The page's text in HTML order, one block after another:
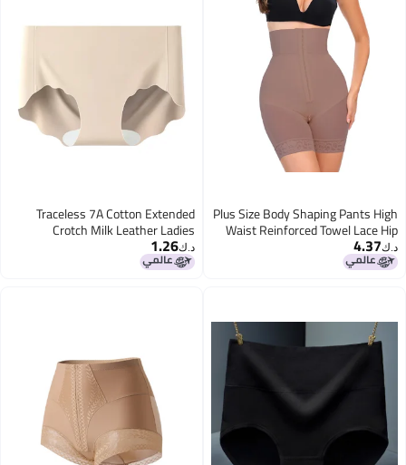
Plus Size Body Shaping Pants High
Waist Reinforced Towel Lace Hip
Pants
د.ك‏4.37
Traceless 7A Cotton Extended
Crotch Milk Leather Ladies
Underwear Comfortable Yoga
Fitness Not Hip Waist Ladies
د.ك‏1.26